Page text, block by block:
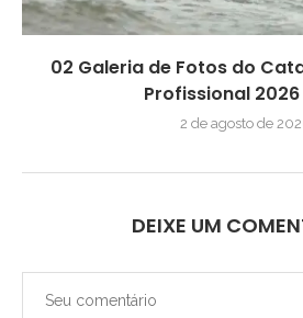
02 Galeria de Fotos do
Profissional 2026
2 de agosto de
DEIXE UM